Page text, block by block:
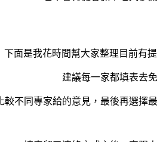
下面是我花時間幫大家整理目前有
建議每一家都填表去
較不同專家給的意見，最後再選擇